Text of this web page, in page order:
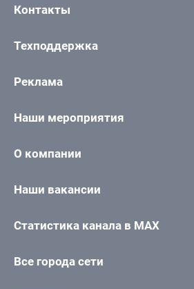
Контакты
Техподдержка
Реклама
Наши мероприятия
О компании
Наши вакансии
Статистика канала в MAX
Все города сети